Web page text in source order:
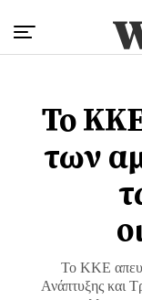
Το
των
Το ΚΚΕ
Ανάπτυξης και